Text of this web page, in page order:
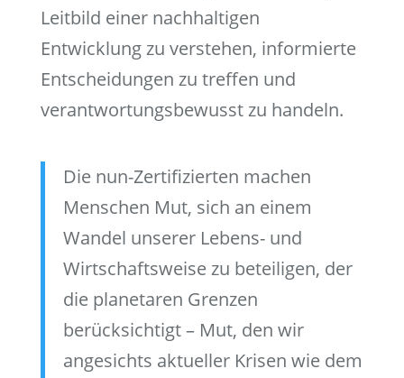
Leitbild einer nachhaltigen
Entwicklung zu verstehen, informierte
Entscheidungen zu treffen und
verantwortungsbewusst zu handeln.
Die nun-Zertifizierten machen
Menschen Mut, sich an einem
Wandel unserer Lebens- und
Wirtschaftsweise zu beteiligen, der
die planetaren Grenzen
berücksichtigt – Mut, den wir
angesichts aktueller Krisen wie dem